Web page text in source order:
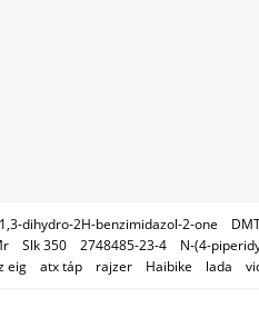
​dihydro-2H-​benzimidazol-​2-​one
Slk 350 2748485-23-4 N-(4-
eig atx táp rajzer Haibike lada